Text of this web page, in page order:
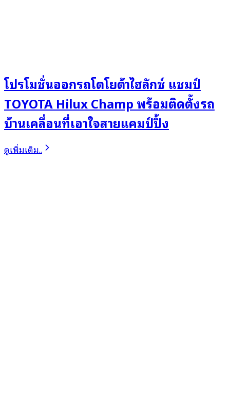
โปรโมชั่นออกรถโตโยต้าไฮลักซ์ แชมป์
TOYOTA Hilux Champ พร้อมติดตั้งรถ
บ้านเคลื่อนที่เอาใจสายแคมป์ปิ้ง
ดูเพิ่มเติม..